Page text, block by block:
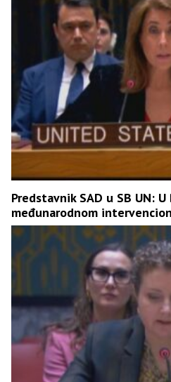
Predstavnik SAD u SB UN:
međunarodnom